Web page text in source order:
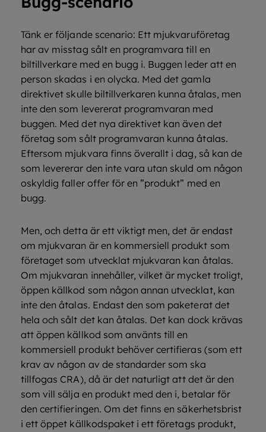
Tänk er följande scenario: Ett mjukvaruföretag
har av misstag sålt en programvara till en
biltillverkare med en bugg i. Buggen leder att en
person skadas i en olycka. Med det gamla
direktivet skulle biltillverkaren kunna åtalas, men
inte den som levererat programvaran med
buggen. Med det nya direktivet kan även det
företag som sålt programvaran kunna åtalas.
Eftersom mjukvara finns överallt i dag, så kan de
som levererar den inte vara utan skuld om någon
oskyldig faller offer för en ”produkt” med en
bugg.
Men, och detta är ett viktigt men, det är endast
om mjukvaran är en kommersiell produkt som
företaget som utvecklat mjukvaran kan åtalas.
Om mjukvaran innehåller, vilket är mycket troligt,
öppen källkod som någon annan utvecklat, kan
inte den åtalas. Endast den som paketerat det
hela och sålt det kan åtalas. Det kan dock krävas
att öppen källkod som använts till en
kommersiell produkt behöver certifieras (som ett
krav av någon av de standarder som ska
tillfogas CRA), då är det naturligt att det är den
som vill sälja en produkt med den i, betalar för
den certifieringen. Om det finns en säkerhetsbrist
i ett öppet källkodspaket i ett företags produkt,